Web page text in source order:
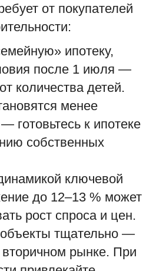
от покупателей
ипотеку,
после 1 июля —
количества детей.
менее
готовьтесь к ипотеке
собственных
ключевой
до 12–13 % может
рост спроса и цен.
тщательно —
рынке. При